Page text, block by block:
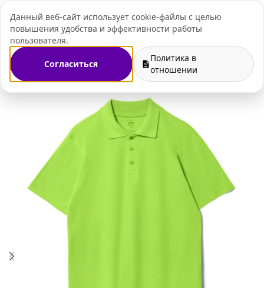
Данный веб-сайт использует cookie-файлы с целью
повышения удобства и эффективности работы
пользователя.
Согласиться
Политика в
отношении
+7 (495) 109-07-
мерч Футболки поло c нанесение логотипа